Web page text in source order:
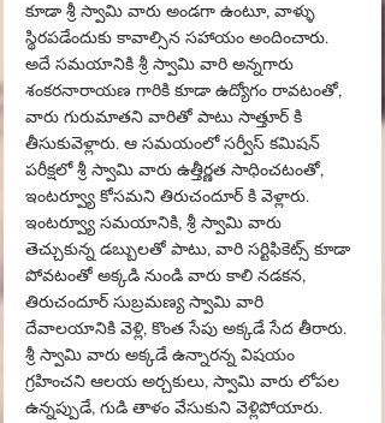
కూడా శ్రీ స్వామి వారు అండగా ఉంటూ, వాళ్ళు
స్థిరపడేందుకు కావాల్సిన సహాయం అందించారు.
అదే సమయానికి శ్రీ స్వామి వారి అన్నగారు
శంకరనారాయణ గారికి కూడా ఉద్యోగం రావటంతో,
వారు గురుమాతని వారితో పాటు సాత్తూర్ కి
తీసుకువెళ్లారు. ఆ సమయంలో సర్వీస్ కమిషన్
పరీక్షలో శ్రీ స్వామి వారు ఉత్తీర్ణత సాధించటంతో,
ఇంటర్వ్యూ కోసమని తిరుచందూర్ కి వెళ్లారు.
ఇంటర్వ్యూ సమయానికి, శ్రీ స్వామి వారు
తెచ్చుకున్న డబ్బులతో పాటు, వారి సర్టిఫికెట్స్ కూడా
పోవటంతో అక్కడి నుండి వారు కాలి నడకన,
తిరుచందూర్ సుబ్రమణ్య స్వామి వారి
దేవాలయానికి వెళ్లి, కొంత సేపు అక్కడే సేద తీరారు.
శ్రీ స్వామి వారు అక్కడే ఉన్నారన్న విషయం
గ్రహించని ఆలయ అర్చకులు, స్వామి వారు లోపల
ఉన్నప్పుడే, గుడి తాళం వేసుకుని వెళ్లిపోయారు.